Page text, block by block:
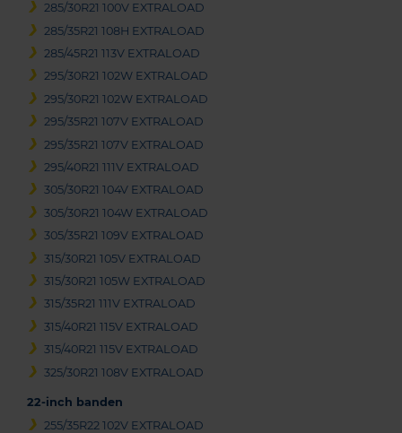
285/30R21 100V EXTRALOAD
285/35R21 108H EXTRALOAD
285/45R21 113V EXTRALOAD
295/30R21 102W EXTRALOAD
295/30R21 102W EXTRALOAD
295/35R21 107V EXTRALOAD
295/35R21 107V EXTRALOAD
295/40R21 111V EXTRALOAD
305/30R21 104V EXTRALOAD
305/30R21 104W EXTRALOAD
305/35R21 109V EXTRALOAD
315/30R21 105V EXTRALOAD
315/30R21 105W EXTRALOAD
315/35R21 111V EXTRALOAD
315/40R21 115V EXTRALOAD
315/40R21 115V EXTRALOAD
325/30R21 108V EXTRALOAD
22-inch banden
255/35R22 102V EXTRALOAD